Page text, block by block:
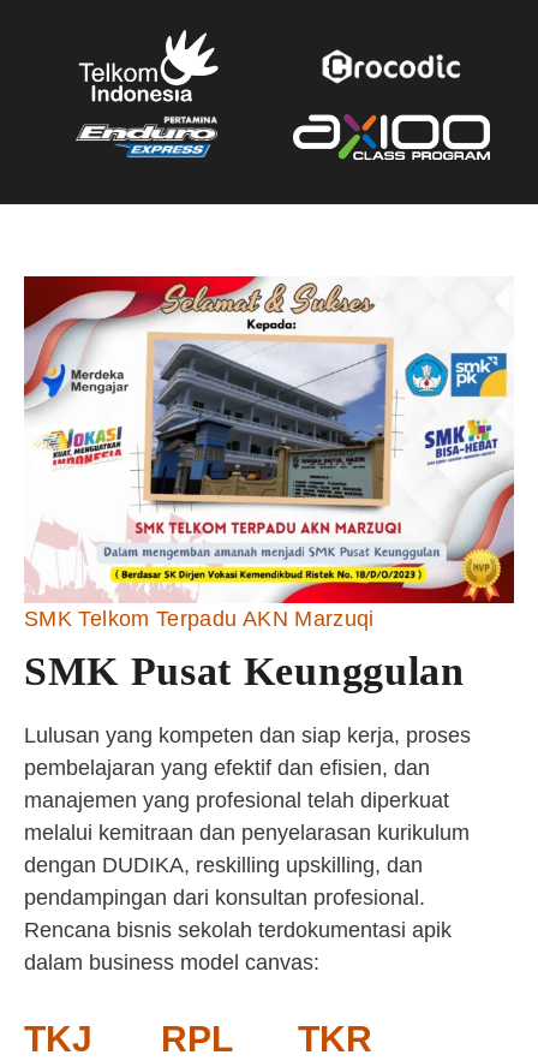
SMK Telkom Terpadu AKN Marzuqi
SMK Pusat Keunggulan
Lulusan yang kompeten dan siap kerja, proses
pembelajaran yang efektif dan efisien, dan
manajemen yang profesional telah diperkuat
melalui kemitraan dan penyelarasan kurikulum
dengan DUDIKA, reskilling upskilling, dan
pendampingan dari konsultan profesional.
Rencana bisnis sekolah terdokumentasi apik
dalam business model canvas:
TKJ RPL TKR